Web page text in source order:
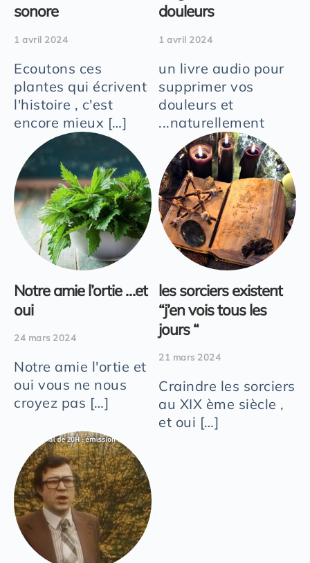
sonore
1 avril 2024
Ecoutons ces
plantes qui écrivent
l'histoire , c'est
encore mieux […]
douleurs
1 avril 2024
un livre audio pour
supprimer vos
douleurs et
...naturellement
Notre amie l’ortie …et
oui
24 mars 2024
Notre amie l'ortie et
oui vous ne nous
croyez pas […]
les sorciers existent
“j’en vois tous les
jours “
21 mars 2024
Craindre les sorciers
au XIX ème siècle ,
et oui […]